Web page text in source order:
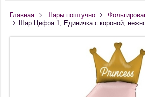
Главная Шары поштучно
Шар Цифра 1, Единичка с короной,